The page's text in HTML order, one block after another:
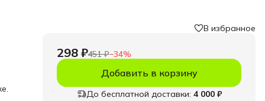
В избранное
298 ₽451 ₽−34%
Добавить в корзину
До бесплатной доставки: 4 000 ₽